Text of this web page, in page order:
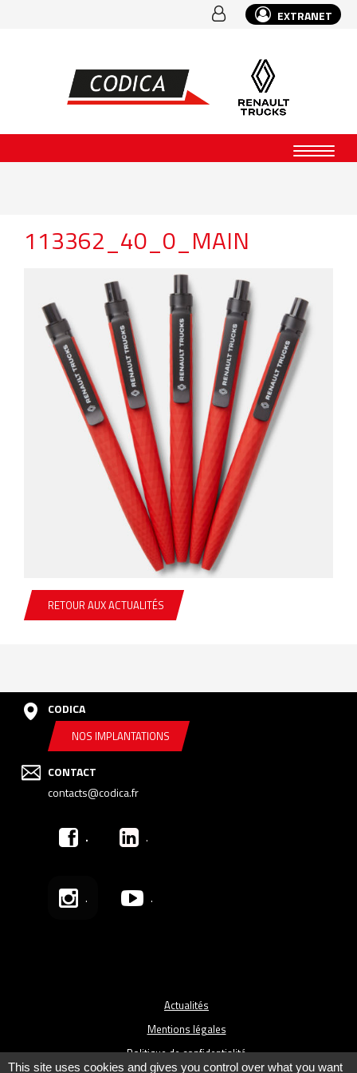
EXTRANET
113362_40_0_MAIN
RETOUR AUX ACTUALITÉS
CODICA
NOS IMPLANTATIONS
CONTACT
contacts@codica.fr
. .
. .
Actualités
Mentions légales
Politique de confidentialité
This site uses cookies and gives you control over what you want